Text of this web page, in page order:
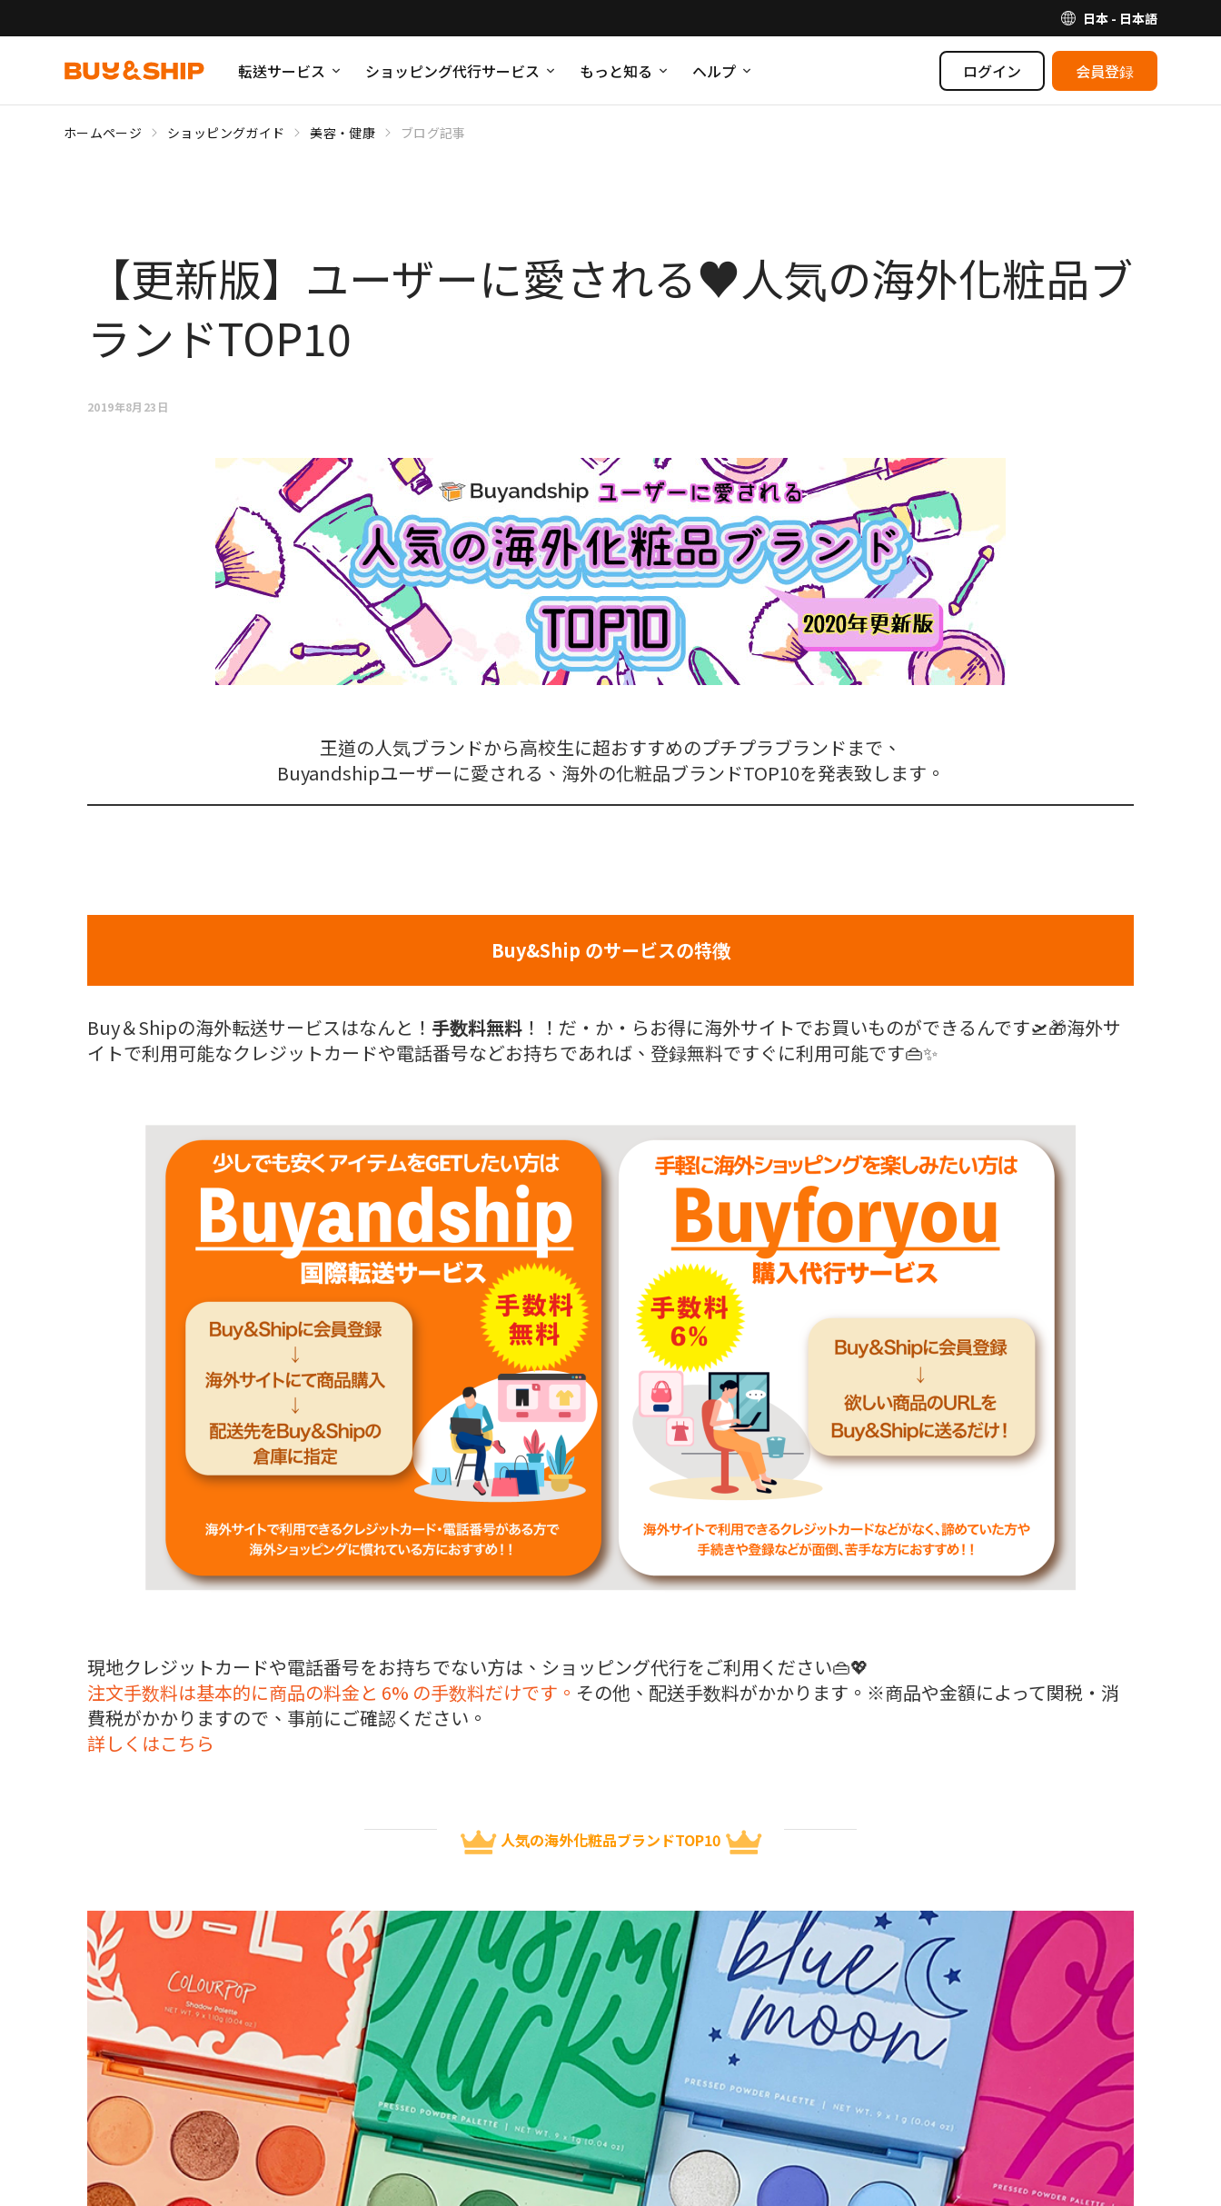
日本 - 日本語
転送サービス ショッピング代行サービス もっと知る ヘルプ ログイン 会員登録
ホームページ ショッピングガイド 美容・健康 ブログ記事
【更新版】ユーザーに愛される♥人気の海外化粧品ブ
ランドTOP10
2019年8月23日
王道の人気ブランドから高校生に超おすすめのプチプラブランドまで、
Buyandshipユーザーに愛される、海外の化粧品ブランドTOP10を発表致します。
Buy&Ship のサービスの特徴
Buy＆Shipの海外転送サービスはなんと！ 手数料無料 ！！だ・か・らお得に海外サイトでお買いものができるんです🛫🎁海外サ
イトで利用可能なクレジットカードや電話番号などお持ちであれば、登録無料ですぐに利用可能です👜✨
現地クレジットカードや電話番号をお持ちでない方は、ショッピング代行をご利用ください👜💖
注文手数料は基本的に商品の料金と 6% の手数料だけです。 その他、配送手数料がかかります。※商品や金額によって関税・消
費税がかかりますので、事前にご確認ください。
詳しくはこちら
人気の海外化粧品ブランドTOP10